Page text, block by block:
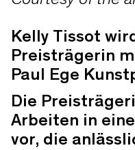
Kelly Tissot
Preisträgerin
Paul Ege
Die
Arbeiten in
vor, die